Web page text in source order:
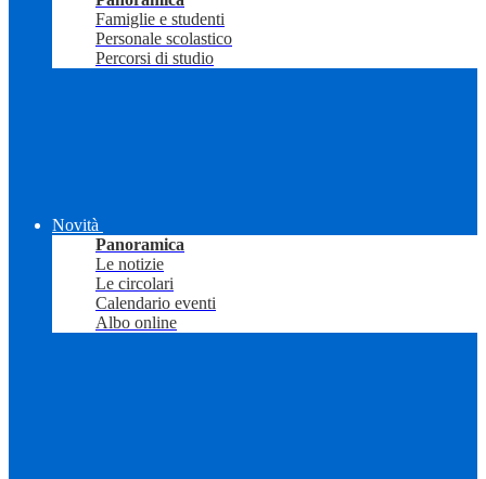
Famiglie e studenti
Personale scolastico
Percorsi di studio
Novità
Panoramica
Le notizie
Le circolari
Calendario eventi
Albo online